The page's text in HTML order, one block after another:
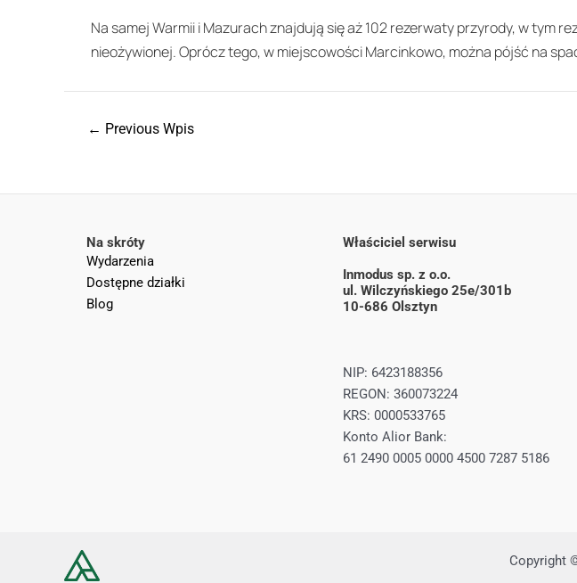
Na samej Warmii i Mazurach znajdują się aż 102 rezerwaty przyrody, w
nieożywionej. Oprócz tego, w miejscowości Marcinkowo, można pójść na
← Previous Wpis
Na skróty
Wydarzenia
Dostępne działki
Blog
Właściciel serwisu
Inmodus sp. z o.o.
ul. Wilczyńskiego 25e/301b
10-686 Olsztyn
NIP: 6423188356
REGON: 360073224
KRS: 0000533765
Konto Alior Bank:
61 2490 0005 0000 4500 7287 5186
Copyright